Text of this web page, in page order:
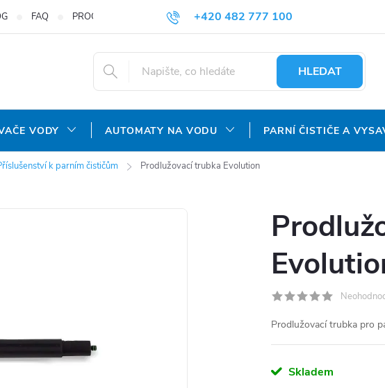
+420 482 777 100
objednavky@agroaquapro.cz
FAQ PROČ NAKUPOVAT U NÁS? DOPRAVA A PLATBA
HLEDAT
VODY AUTOMATY NA VODU PARNÍ ČISTIČE A
k parním čističům Prodlužovací trubka Evolution
Prodlužovací trubka pro
Skladem